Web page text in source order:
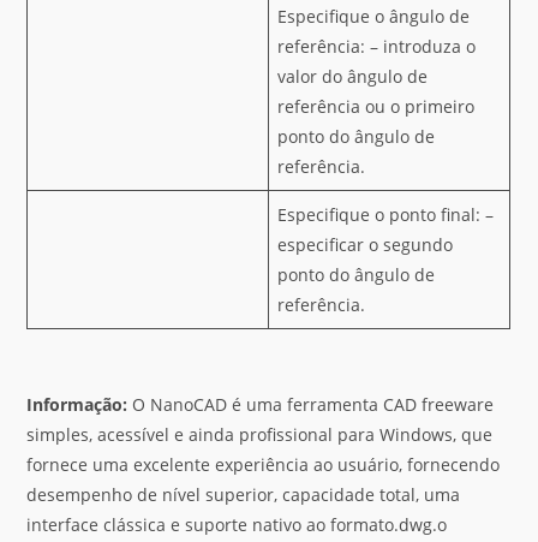
Especifique o ângulo de
referência: – introduza o
valor do ângulo de
referência ou o primeiro
ponto do ângulo de
referência.
Especifique o ponto final: –
especificar o segundo
ponto do ângulo de
referência.
Informação: O NanoCAD é uma ferramenta CAD freeware
simples, acessível e ainda profissional para Windows, que
fornece uma excelente experiência ao usuário, fornecendo
desempenho de nível superior, capacidade total, uma
interface clássica e suporte nativo ao formato.dwg.o